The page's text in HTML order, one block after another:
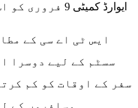
ایوارڈ کمیٹی 9 فروری کو اس تقریب کا اہتمام کرتے ہیں۔
سسٹم کے لیے دوسرا
سفر کے اوقات کو کم